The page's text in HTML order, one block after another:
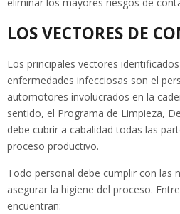
eliminar los mayores riesgos de
LOS VECTORES DE
Los principales vectores
enfermedades infecciosas son el
automotores involucrados en la
sentido, el Programa de Limpieza,
debe cubrir a cabalidad todas las
proceso productivo.
Todo personal debe cumplir con las
asegurar la higiene del proceso.
encuentran: